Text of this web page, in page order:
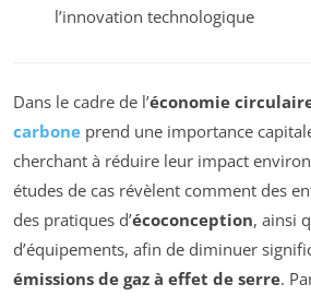
l’innovation technologique
Dans le cadre de l’économie
carbone prend une importance
cherchant à réduire leur impact
études de cas révèlent comment des
des pratiques d’écoconception, ainsi
d’équipements, afin de diminuer
émissions de gaz à effet de serre.